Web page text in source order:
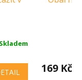
Skladem
169 Kč